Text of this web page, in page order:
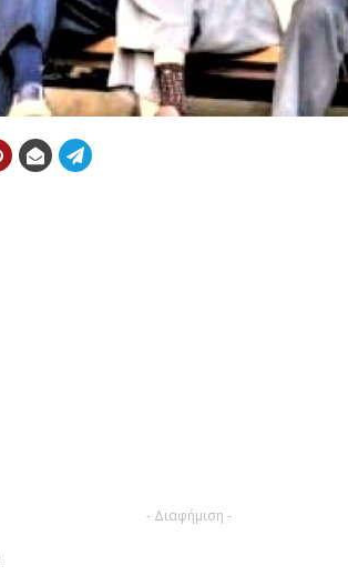
- Διαφήμιση -